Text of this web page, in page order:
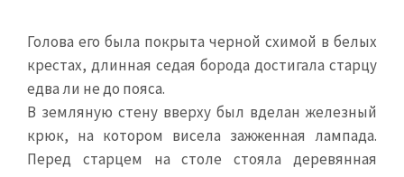
Голова его была покрыта черной схимой в белых
крестах, длинная седая борода достигала старцу
едва ли не до пояса.
В земляную стену вверху был вделан железный
крюк, на котором висела зажженная лампада.
Перед старцем на столе стояла деревянная